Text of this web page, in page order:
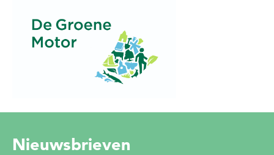
Nieuwsbrieven